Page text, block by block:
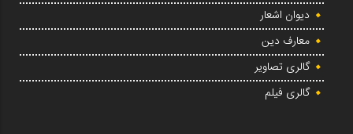
دیوان اشعار
معارف دین
گالری تصاویر
گالری فیلم